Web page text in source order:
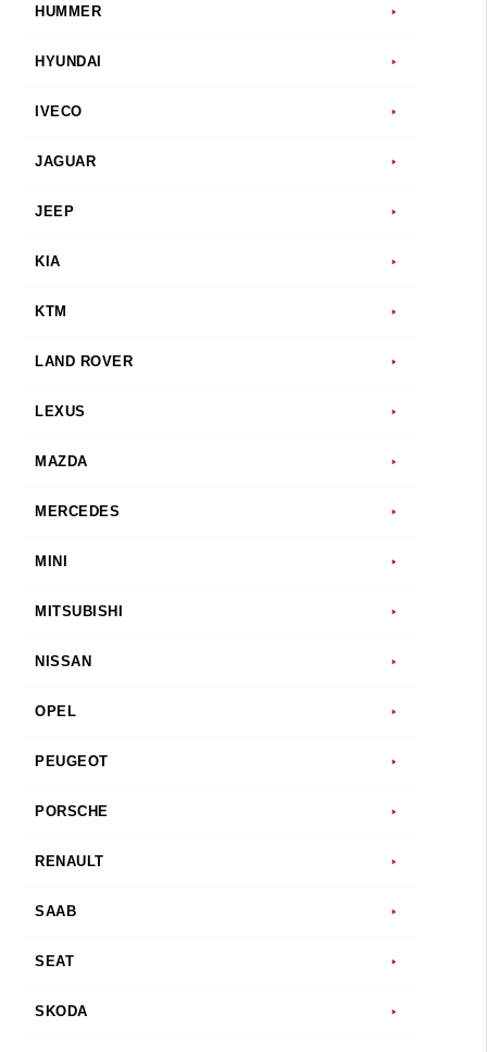
HUMMER
HYUNDAI
IVECO
JAGUAR
JEEP
KIA
KTM
LAND ROVER
LEXUS
MAZDA
MERCEDES
MINI
MITSUBISHI
NISSAN
OPEL
PEUGEOT
PORSCHE
RENAULT
SAAB
SEAT
SKODA